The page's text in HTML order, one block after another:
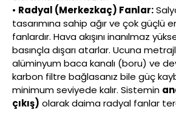
• Radyal (Merkezkaç) Fanlar:
tasarımına sahip ağır ve çok güçlü
fanlardır. Hava akışını inanılmaz
basınçla dışarı atarlar. Ucuna
alüminyum baca kanalı (boru) ve
karbon filtre bağlasanız bile güç
minimum seviyede kalır. Sistemin
çıkış) olarak daima radyal fanlar